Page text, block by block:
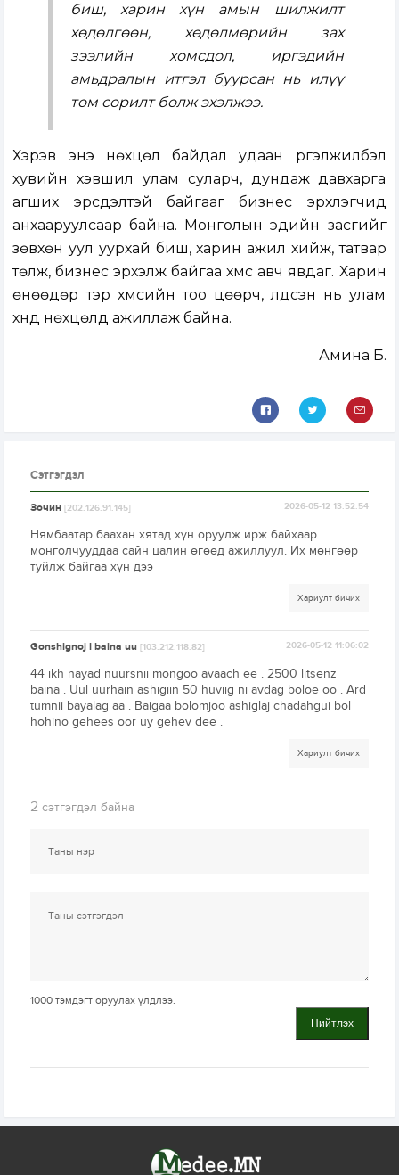
биш, харин хүн амын шилжилт
хөдөлгөөн, хөдөлмөрийн зах
зээлийн хомсдол, иргэдийн
амьдралын итгэл буурсан нь илүү
том сорилт болж эхэлжээ.
Хэрэв энэ нөхцөл байдал удаан үргэлжилбэл
хувийн хэвшил улам суларч, дундаж давхарга
агших эрсдэлтэй байгааг бизнес эрхлэгчид
анхааруулсаар байна. Монголын эдийн засгийг
зөвхөн уул уурхай биш, харин ажил хийж, татвар
төлж, бизнес эрхэлж байгаа хүмүүс авч явдаг. Харин
өнөөдөр тэр хүмүүсийн тоо цөөрч, үлдсэн нь улам
хүнд нөхцөлд ажиллаж байна.
Амина Б.
Сэтгэгдэл
Зочин[202.126.91.145] 2026-05-12 13:52:54
Нямбаатар баахан хятад хүн оруулж ирж байхаар
монголчууддаа сайн цалин өгөөд ажиллуул. Их мөнгөөр
туйлж байгаа хүн дээ
Хариулт бичих
Gonshignoj l baina uu[103.212.118.82] 2026-05-12 11:06:02
44 ikh nayad nuursnii mongoo avaach ee . 2500 litsenz
baina . Uul uurhain ashigiin 50 huviig ni avdag boloe oo . Ard
tumnii bayalag aa . Baigaa bolomjoo ashiglaj chadahgui bol
hohino gehees oor uy gehev dee .
Хариулт бичих
2 сэтгэгдэл байна
1000 тэмдэгт оруулах үлдлээ.
Нийтлэх